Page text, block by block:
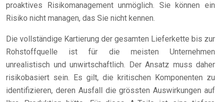
proaktives Risikomanagement unmöglich. Sie können ein
Risiko nicht managen, das Sie nicht kennen.
Die vollständige Kartierung der gesamten Lieferkette bis zur
Rohstoffquelle ist für die meisten Unternehmen
unrealistisch und unwirtschaftlich. Der Ansatz muss daher
risikobasiert sein. Es gilt, die kritischen Komponenten zu
identifizieren, deren Ausfall die grössten Auswirkungen auf